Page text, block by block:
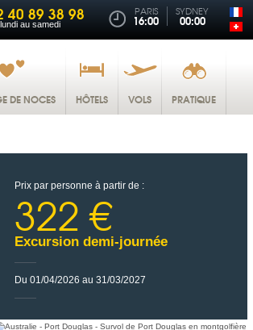
40 89 38 98
au samedi
PARIS
16:00
SYDNEY
00:00
DE NOCES HÔTELS VOLS PRATIQUE
Prix par personne à partir de :
322 €
Excursion demi-journée
Du 01/04/2026 au 31/03/2027